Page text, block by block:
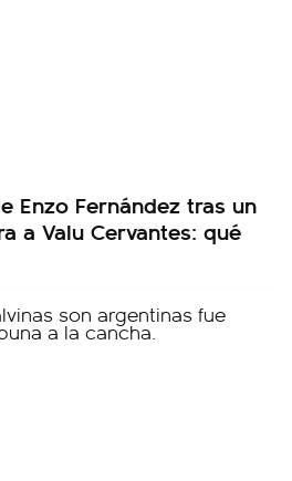
Enzo Fernández tras un
a Valu Cervantes: qué